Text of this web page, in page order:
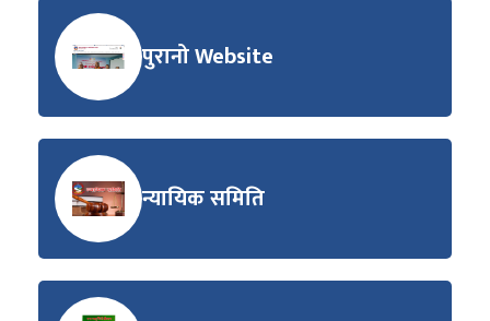
पुरानो Website
न्यायिक समिति